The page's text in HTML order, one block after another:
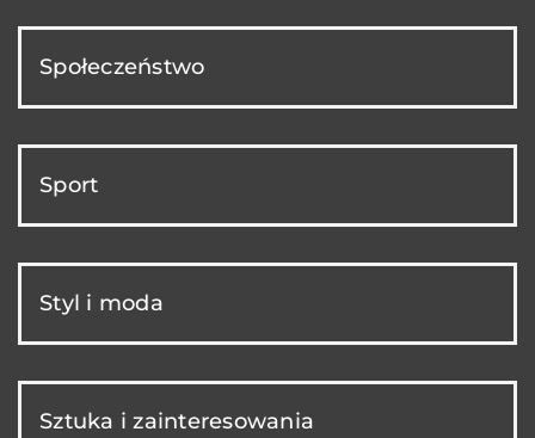
Społeczeństwo
Sport
Styl i moda
Sztuka i zainteresowania